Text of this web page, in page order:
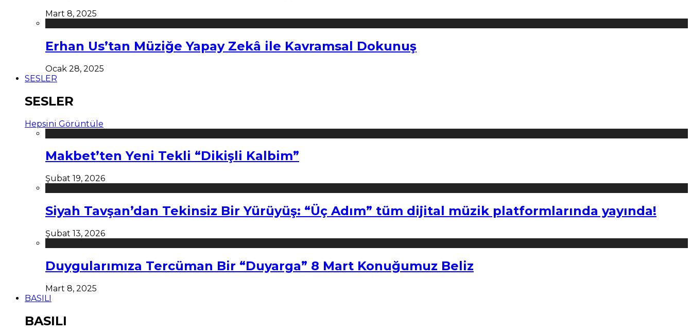
Mart 8, 2025
Erhan Us’tan Müziğe Yapay Zekâ ile Kavramsal Dokunuş
Ocak 28, 2025
SESLER
SESLER
Hepsini Görüntüle
Makbet’ten Yeni Tekli “Dikişli Kalbim”
Şubat 19, 2026
Siyah Tavşan’dan Tekinsiz Bir Yürüyüş: “Üç Adım” tüm dijital müzik platformlarında yayında!
Şubat 13, 2026
Duygularımıza Tercüman Bir “Duyarga” 8 Mart Konuğumuz Beliz
Mart 8, 2025
BASILI
BASILI